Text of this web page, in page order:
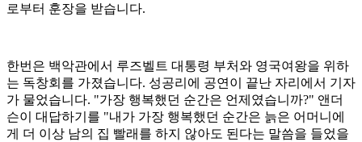
로부터 훈장을 받습니다.
한번은 백악관에서 루즈벨트 대통령 부처와 영국여왕을 위하
는 독창회를 가졌습니다. 성공리에 공연이 끝난 자리에서 기자
가 물었습니다. "가장 행복했던 순간은 언제였습니까?" 앤더
슨이 대답하기를 "내가 가장 행복했던 순간은 늙은 어머니에
게 더 이상 남의 집 빨래를 하지 않아도 된다는 말씀을 들었을